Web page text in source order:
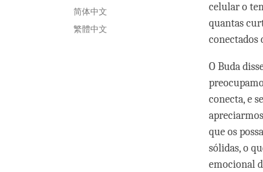
简体中文
繁體中文
celular o
quantas
conectados
O Buda
conecta, e
que os
sólidas, o
emocional